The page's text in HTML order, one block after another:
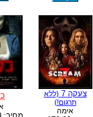
צעקה 7
(ללא
תרגום!)
אימה